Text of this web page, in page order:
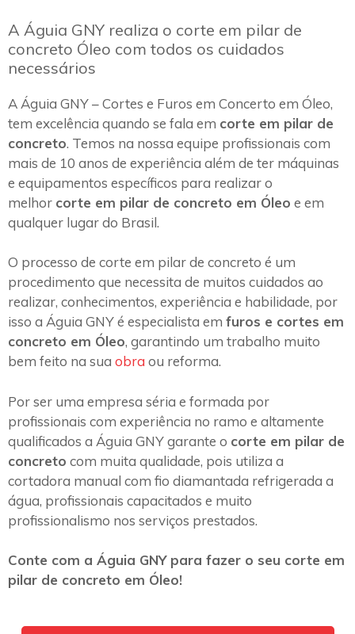
A Águia GNY realiza o corte em pilar de
concreto Óleo com todos os cuidados
necessários
A Águia GNY – Cortes e Furos em Concerto em Óleo,
tem excelência quando se fala em corte em pilar de
concreto. Temos na nossa equipe profissionais com
mais de 10 anos de experiência além de ter máquinas
e equipamentos específicos para realizar o
melhor corte em pilar de concreto em Óleo e em
qualquer lugar do Brasil.
O processo de corte em pilar de concreto é um
procedimento que necessita de muitos cuidados ao
realizar, conhecimentos, experiência e habilidade, por
isso a Águia GNY é especialista em furos e cortes em
concreto em Óleo, garantindo um trabalho muito
bem feito na sua obra ou reforma.
Por ser uma empresa séria e formada por
profissionais com experiência no ramo e altamente
qualificados a Águia GNY garante o corte em pilar de
concreto com muita qualidade, pois utiliza a
cortadora manual com fio diamantada refrigerada a
água, profissionais capacitados e muito
profissionalismo nos serviços prestados.
Conte com a Águia GNY para fazer o seu corte em
pilar de concreto em Óleo!